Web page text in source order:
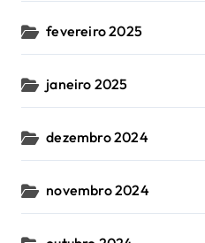
fevereiro 2025
janeiro 2025
dezembro 2024
novembro 2024